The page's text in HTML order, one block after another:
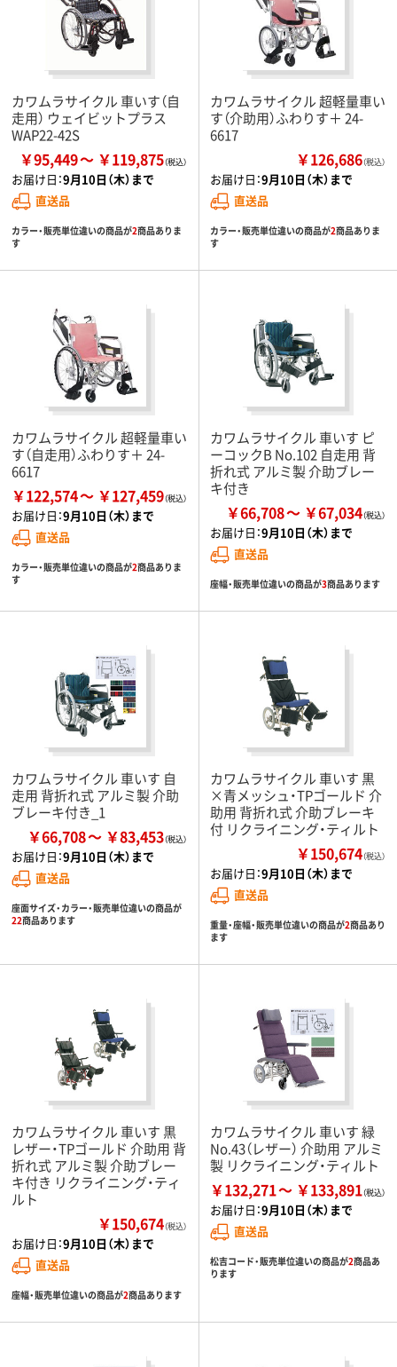
カワムラサイクル 車いす（自
走用） ウェイビットプラス
WAP22-42S
￥95,449 ￥119,875
お届け日：9月10日（木）まで
直送品
カラー・販売単位違いの商品が2商品ありま
す
カワムラサイクル 超軽量車い
す（介助用）ふわりす＋ 24-
6617
￥126,686（税込）
お届け日：9月10日（木）まで
直送品
カラー・販売単位違いの商品が2商品ありま
す
カワムラサイクル 超軽量車い
す（自走用）ふわりす＋ 24-
6617
￥122,574 ￥127,459
お届け日：9月10日（木）まで
直送品
カラー・販売単位違いの商品が2商品ありま
す
カワムラサイクル 車いす ピ
ーコックB No.102 自走用 背
折れ式 アルミ製 介助ブレー
キ付き
￥66,708 ￥67,034
お届け日：9月10日（木）まで
直送品
座幅・販売単位違いの商品が3商品あります
カワムラサイクル 車いす 自
走用 背折れ式 アルミ製 介助
ブレーキ付き_1
￥66,708 ￥83,453
お届け日：9月10日（木）まで
直送品
座面サイズ・カラー・販売単位違いの商品が
22商品あります
カワムラサイクル 車いす 黒
×青メッシュ・TPゴールド 介
助用 背折れ式 介助ブレーキ
付 リクライニング・ティルト
￥150,674（税込）
お届け日：9月10日（木）まで
直送品
重量・座幅・販売単位違いの商品が2商品あり
ます
カワムラサイクル 車いす 黒
レザー・TPゴールド 介助用 背
折れ式 アルミ製 介助ブレー
キ付き リクライニング・ティ
ルト
￥150,674（税込）
お届け日：9月10日（木）まで
直送品
座幅・販売単位違いの商品が2商品あります
カワムラサイクル 車いす 緑
No.43（レザー） 介助用 アルミ
製 リクライニング・ティルト
￥132,271 ￥133,891
お届け日：9月10日（木）まで
直送品
松吉コード・販売単位違いの商品が2商品あ
ります